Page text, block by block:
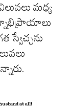
మధ్య
స్వేచ్ఛను
at all!